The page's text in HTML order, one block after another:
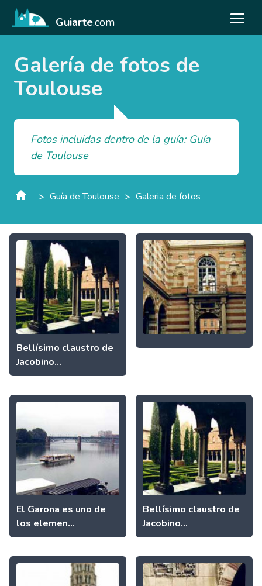
Guiarte.com
Galería de fotos de
Toulouse
Fotos incluidas dentro de la guía: Guía
de Toulouse
> Guía de Toulouse > Galeria de fotos
Bellísimo claustro de
Jacobino...
El Garona es uno de
los elemen...
Bellísimo claustro de
Jacobino...